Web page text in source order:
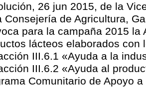
26 jun 2015, de la
Consejería de Agricultura,
para la campaña 2015
lácteos elaborados
III.6.1 «Ayuda a la
III.6.2 «Ayuda al
Comunitario de Apoyo